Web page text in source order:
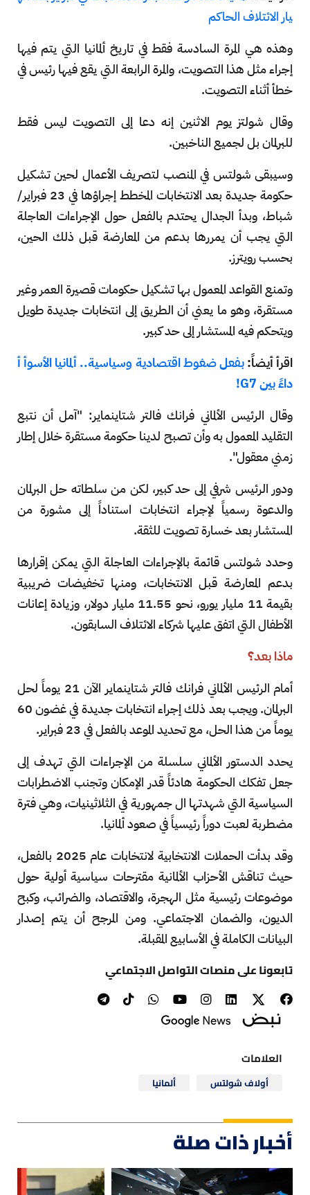
يار الائتلاف الحاكم
وهذه هي المرة السادسة فقط في تاريخ ألمانيا التي يتم فيها
إجراء مثل هذا التصويت، والمرة الرابعة التي يقع فيها رئيس في
خطأ أثناء التصويت.
وقال شولتز يوم الاثنين إنه دعا إلى التصويت ليس فقط
للبرلمان بل لجميع الناخبين.
وسيبقى شولتس في المنصب لتصريف الأعمال لحين تشكيل
حكومة جديدة بعد الانتخابات المخطط إجراؤها في 23 فبراير/
شباط، وبدأ الجدال يحتدم بالفعل حول الإجراءات العاجلة
التي يجب أن يمررها بدعم من المعارضة قبل ذلك الحين،
بحسب رويترز.
وتمنع القواعد المعمول بها تشكيل حكومات قصيرة العمر وغير
مستقرة، وهو ما يعني أن الطريق إلى انتخابات جديدة طويل
ويتحكم فيه المستشار إلى حد كبير.
اقرأ أيضاً:بفعل ضغوط اقتصادية وسياسية.. ألمانيا الأسوأ أ
داءً بين G7!
وقال الرئيس الألماني فرانك فالتر شتاينماير: "آمل أن نتبع
التقليد المعمول به وأن تصبح لدينا حكومة مستقرة خلال إطار
زمني معقول".
ودور الرئيس شرفي إلى حد كبير، لكن من سلطاته حل البرلمان
والدعوة رسمياً لإجراء انتخابات استناداً إلى مشورة من
المستشار بعد خسارة تصويت للثقة.
وحدد شولتس قائمة بالإجراءات العاجلة التي يمكن إقرارها
بدعم المعارضة قبل الانتخابات، ومنها تخفيضات ضريبية
بقيمة 11 مليار يورو، نحو 11.55 مليار دولار، وزيادة إعانات
الأطفال التي اتفق عليها شركاء الائتلاف السابقون.
ماذا بعد؟
أمام الرئيس الألماني فرانك فالتر شتاينماير الآن 21 يوماً لحل
البرلمان. ويجب بعد ذلك إجراء انتخابات جديدة في غضون 60
يوماً من هذا الحل، مع تحديد الموعد بالفعل في 23 فبراير.
يحدد الدستور الألماني سلسلة من الإجراءات التي تهدف إلى
جعل تفكك الحكومة هادئاً قدر الإمكان وتجنب الاضطرابات
السياسية التي شهدتها ال جمهورية في الثلاثينيات، وهي فترة
مضطربة لعبت دوراً رئيسياً في صعود ألمانيا.
وقد بدأت الحملات الانتخابية لانتخابات عام 2025 بالفعل،
حيث تناقش الأحزاب الألمانية مقترحات سياسية أولية حول
موضوعات رئيسية مثل الهجرة، والاقتصاد، والضرائب، وكبح
الديون، والضمان الاجتماعي. ومن المرجح أن يتم إصدار
البيانات الكاملة في الأسابيع المقبلة.
تابعونا على منصات التواصل الاجتماعي
العلامات
أولاف شولتس ألمانيا
أخبار ذات صلة